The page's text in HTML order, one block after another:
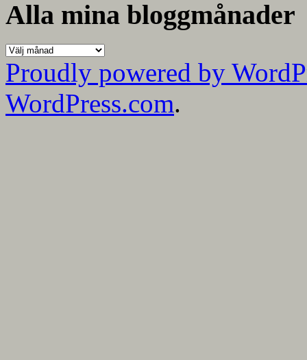
kategorier
Alla mina bloggmånader
Alla
mina
bloggmånader
Proudly powered by
WordPress.com.